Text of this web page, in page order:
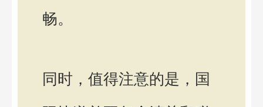
畅。
同时，值得注意的是，国